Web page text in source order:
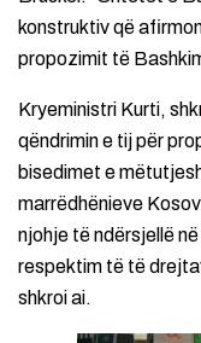
konstruktiv që
propozimit të
Kryeministri Kurti,
qëndrimin e tij për
bisedimet e
marrëdhënieve
njohje të ndërsjellë
respektim të të
shkroi ai.